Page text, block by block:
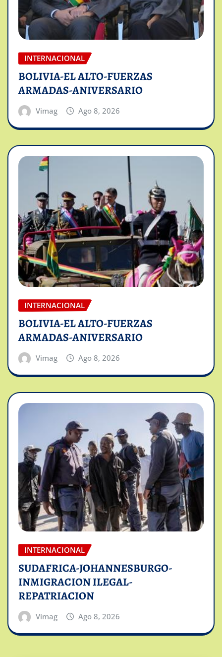
INTERNACIONAL
BOLIVIA-EL ALTO-FUERZAS
ARMADAS-ANIVERSARIO
Vimag Ago 8, 2026
INTERNACIONAL
BOLIVIA-EL ALTO-FUERZAS
ARMADAS-ANIVERSARIO
Vimag Ago 8, 2026
INTERNACIONAL
SUDAFRICA-JOHANNESBURGO-
INMIGRACION ILEGAL-
REPATRIACION
Vimag Ago 8, 2026